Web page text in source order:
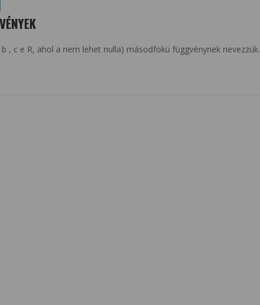
b , c e R, ahol a nem lehet nulla) másodfokú függvénynek nevezzük.